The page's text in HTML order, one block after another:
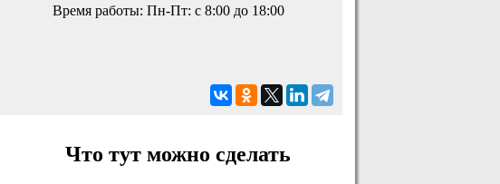
Время работы: Пн-Пт: с 8:00 до 18:00
Что тут можно сделать